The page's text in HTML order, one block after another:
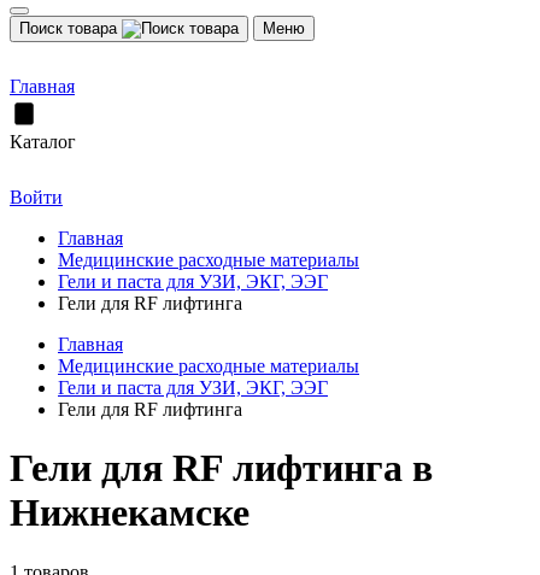
Поиск товара Меню
Главная
Каталог
Войти
Главная
Медицинские расходные материалы
Гели и паста для УЗИ, ЭКГ, ЭЭГ
Гели для RF лифтинга
Главная
Медицинские расходные материалы
Гели и паста для УЗИ, ЭКГ, ЭЭГ
Гели для RF лифтинга
Гели для RF лифтинга в
Нижнекамске